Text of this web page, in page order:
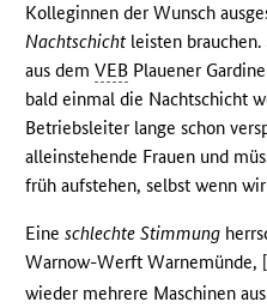
Kolleginnen der Wunsch
Nachtschicht leisten
aus demVEB Plauener
bald einmal die Nachtschicht
Betriebsleiter lange schon
alleinstehende Frauen und
früh aufstehen, selbst wenn
Eineschlechte Stimmung
Warnow-Werft Warnemünde,
wieder mehrere Maschinen